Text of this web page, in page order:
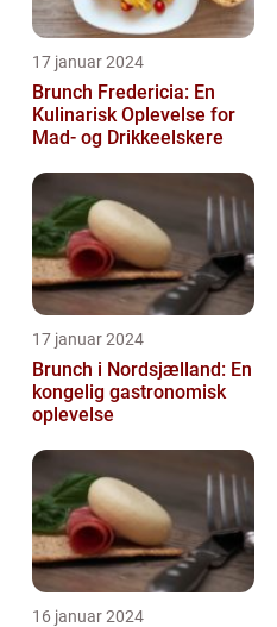
17 januar 2024
Brunch Fredericia: En
Kulinarisk Oplevelse for
Mad- og Drikkeelskere
17 januar 2024
Brunch i Nordsjælland: En
kongelig gastronomisk
oplevelse
16 januar 2024